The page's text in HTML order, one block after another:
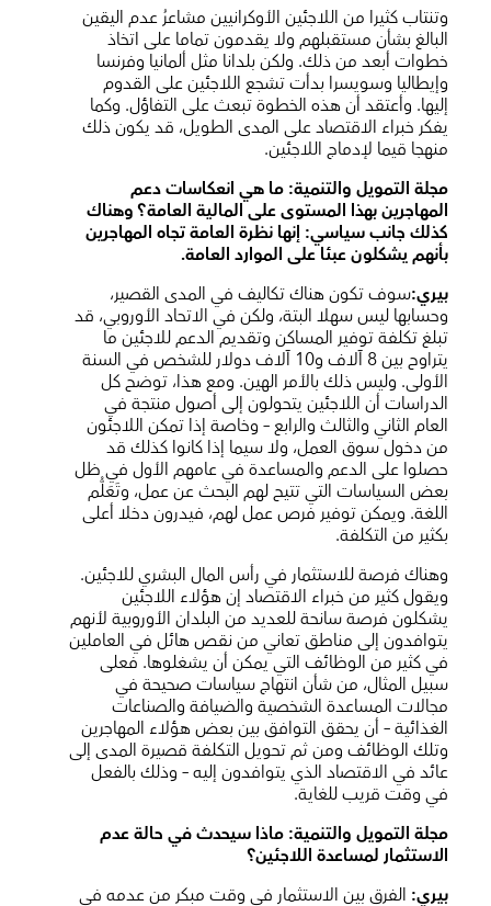
وتنتاب كثيرا من اللاجئين الأوكرانيين مشاعرُ عدم اليقين
البالغ بشأن مستقبلهم ولا يقدمون تماما على اتخاذ
خطوات أبعد من ذلك. ولكن بلدانا مثل ألمانيا وفرنسا
وإيطاليا وسويسرا بدأت تشجع اللاجئين على القدوم
إليها. وأعتقد أن هذه الخطوة تبعث على التفاؤل. وكما
يفكر خبراء الاقتصاد على المدى الطويل، قد يكون ذلك
منهجا قيما لإدماج اللاجئين.
مجلة التمويل والتنمية:ما هي انعكاسات دعم
المهاجرين بهذا المستوى على المالية العامة؟ وهناك
كذلك جانب سياسي: إنها نظرة العامة تجاه المهاجرين
بأنهم يشكلون عبئا على الموارد العامة.
بيري:سوف تكون هناك تكاليف في المدى القصير،
وحسابها ليس سهلا البتة، ولكن في الاتحاد الأوروبي، قد
تبلغ تكلفة توفير المساكن وتقديم الدعم للاجئين ما
يتراوح بين 8 آلاف و10 آلاف دولار للشخص في السنة
الأولى. وليس ذلك بالأمر الهين. ومع هذا، توضح كل
الدراسات أن اللاجئين يتحولون إلى أصول منتجة في
العام الثاني والثالث والرابع – وخاصة إذا تمكن اللاجئون
من دخول سوق العمل، ولا سيما إذا كانوا كذلك قد
حصلوا على الدعم والمساعدة في عامهم الأول في ظل
بعض السياسات التي تتيح لهم البحث عن عمل، وتَعَلُّم
اللغة. ويمكن توفير فرص عمل لهم، فيدرون دخلا أعلى
بكثير من التكلفة.
وهناك فرصة للاستثمار في رأس المال البشري للاجئين.
ويقول كثير من خبراء الاقتصاد إن هؤلاء اللاجئين
يشكلون فرصة سانحة للعديد من البلدان الأوروبية لأنهم
يتوافدون إلى مناطق تعاني من نقص هائل في العاملين
في كثير من الوظائف التي يمكن أن يشغلوها. فعلى
سبيل المثال، من شأن انتهاج سياسات صحيحة في
مجالات المساعدة الشخصية والضيافة والصناعات
الغذائية – أن يحقق التوافق بين بعض هؤلاء المهاجرين
وتلك الوظائف ومن ثم تحويل التكلفة قصيرة المدى إلى
عائد في الاقتصاد الذي يتوافدون إليه – وذلك بالفعل
في وقت قريب للغاية.
مجلة التمويل والتنمية:ماذا سيحدث في حالة عدم
الاستثمار لمساعدة اللاجئين؟
بيري: الفرق بين الاستثمار في وقت مبكر من عدمه في